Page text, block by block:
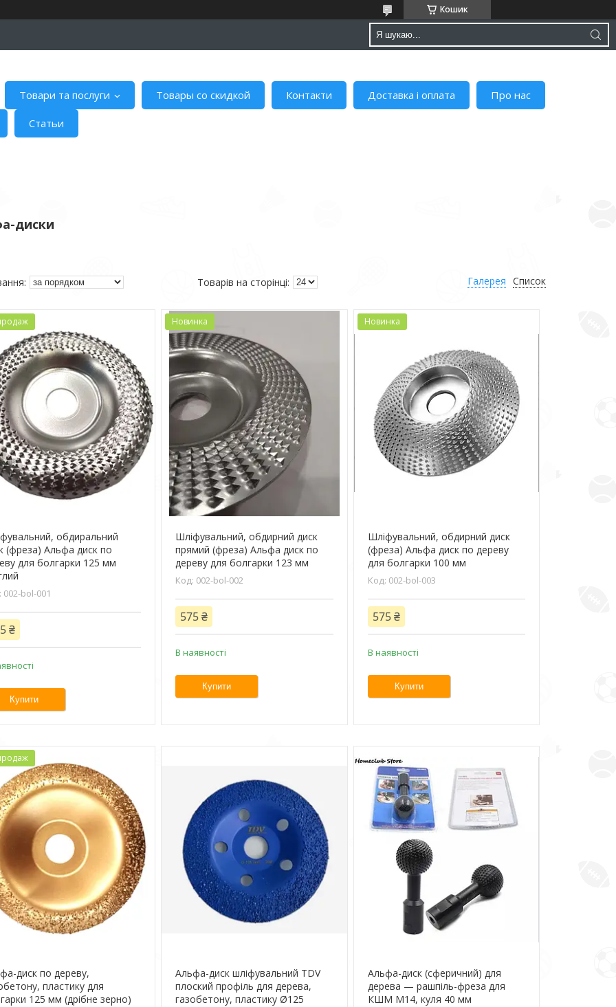
Кошик
Товари та послуги Товары со скидкой Контакти Доставка і оплата Про нас
Статьи
диски
Галерея Список
обдиральний
(фреза) Альфа диск по
для болгарки 125 мм
002-bol-001
₴
Купити
Новинка
Шліфувальний, обдирний диск
прямий (фреза) Альфа диск по
дереву для болгарки 123 мм
002-bol-002
575 ₴
В наявності
Купити
Новинка
Шліфувальний, обдирний диск
(фреза) Альфа диск по дереву
для болгарки 100 мм
002-bol-003
575 ₴
В наявності
Купити
диск по дереву,
пластику для
125 мм (дрібне зерно)
Альфа-диск шліфувальний TDV
плоский профіль для дерева,
газобетону, пластику Ø125
Альфа-диск (сферичний) для
дерева — рашпіль-фреза для
КШМ М14, куля 40 мм